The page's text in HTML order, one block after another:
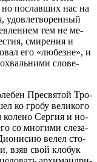
по­слав­ших нас на
удо­вле­тво­рен­ный
тем не ме­
сми­ре­ния и
его «лю­безне», и
сло­ве­
Пре­свя­той Тро­
ко гро­бу ве­ли­ко­го
ко­ле­но Сер­гия и но­
со мно­ги­ми сле­за­
ве­лел сто­
взяв свой кло­бук